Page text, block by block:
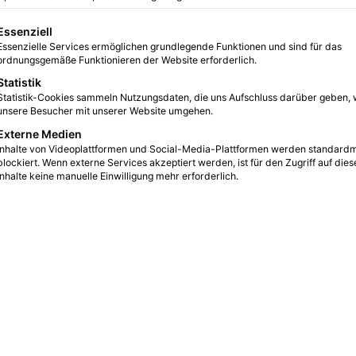
0 14 2 Minuten gelesen
eine Liste der Service-Gruppen, für die eine Einwilligung erteilt
Services ermöglichen grundlegende Funktionen und sind für das
Funktionieren der Website erforderlich.
Cookies sammeln Nutzungsdaten, die uns Aufschluss darüber geben,
Besucher mit unserer Website umgehen.
Medien
von Videoplattformen und Social-Media-Plattformen werden
Wenn externe Services akzeptiert werden, ist für den Zugriff auf
keine manuelle Einwilligung mehr erforderlich.